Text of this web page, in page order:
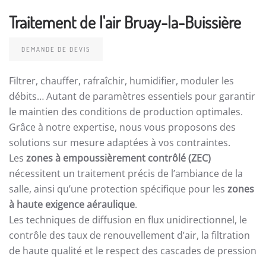
Traitement de l'air Bruay-la-Buissière
DEMANDE DE DEVIS
Filtrer, chauffer, rafraîchir, humidifier, moduler les
débits… Autant de paramètres essentiels pour garantir
le maintien des conditions de production optimales.
Grâce à notre expertise, nous vous proposons des
solutions sur mesure adaptées à vos contraintes.
Les zones à empoussièrement contrôlé (ZEC)
nécessitent un traitement précis de l’ambiance de la
salle, ainsi qu’une protection spécifique pour les zones
à haute exigence aéraulique.
Les techniques de diffusion en flux unidirectionnel, le
contrôle des taux de renouvellement d’air, la filtration
de haute qualité et le respect des cascades de pression